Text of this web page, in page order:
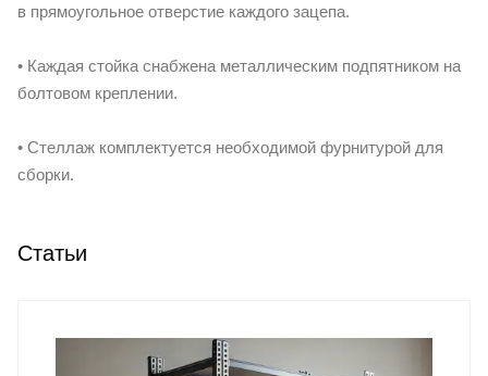
в прямоугольное отверстие каждого зацепа.
• Каждая стойка снабжена металлическим подпятником на
болтовом креплении.
• Стеллаж комплектуется необходимой фурнитурой для
сборки.
Статьи